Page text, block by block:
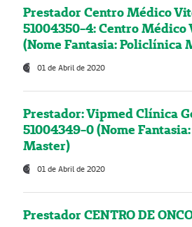
Prestador Centro Médico
51004350-4: Centro
(Nome Fantasia: Policlínica
01 de Abril de 2020
Prestador: Vipmed Clínica
51004349-0 (Nome
Master)
01 de Abril de 2020
Prestador CENTRO DE